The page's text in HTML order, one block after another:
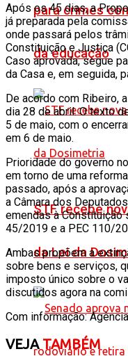
para crimes
da educação
STF recebe
da Lei da
Após os 45 dias, a
já preparada pela
onde passará pelos
Constituição e Justiça
Caso aprovada, segue
da Casa e, em seguida,
De acordo com Ribeiro,
dia 28 de abril. O texto
5 de maio, com o
em 6 de maio.
Prioridade do governo
em torno de uma
passado, após a
a Câmara dos
emendas à Constituição
45/2019 e a PEC 110/
Ambas propõem a
sobre bens e serviços,
imposto único sobre o
discutidos agora na
Com informação:
VEJATAMBÉM